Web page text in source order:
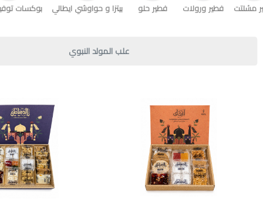
مشلتت فطير ورولات فطير حلو بيتزا و حواوشي ايطالي بوكسات
علب المولد النبوي